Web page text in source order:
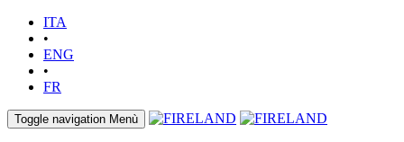
ITA
•
ENG
•
FR
Toggle navigation Menù